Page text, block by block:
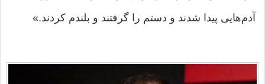
آدم‌هایی پیدا شدند و دستم را گرفتند و بلندم کردند.»